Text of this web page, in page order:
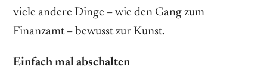
viele andere Dinge – wie den Gang zum
Finanzamt – bewusst zur Kunst.
Einfach mal abschalten